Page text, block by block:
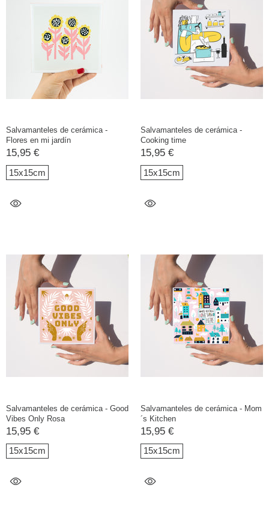
Salvamanteles de cerámica -
Flores en mi jardín
15,95 €
15x15cm
Salvamanteles de cerámica -
Cooking time
15,95 €
15x15cm
Salvamanteles de cerámica - Good
Vibes Only Rosa
15,95 €
15x15cm
Salvamanteles de cerámica - Mom
´s Kitchen
15,95 €
15x15cm